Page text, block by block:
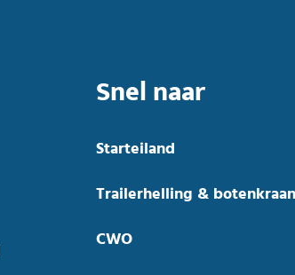
Snel naar
Starteiland
Trailerhelling & botenkraan
CWO